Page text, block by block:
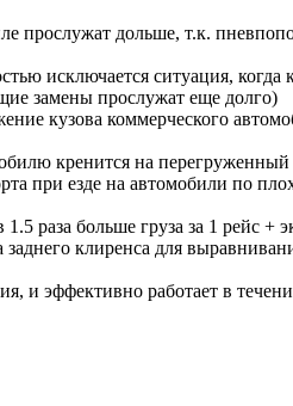
дольше, т.к.
исключается ситуация,
замены прослужат еще долго)
кузова коммерческого
кренится на
при езде на автомобили по
раза больше груза за 1 рейс
клиренса для
и эффективно работает в